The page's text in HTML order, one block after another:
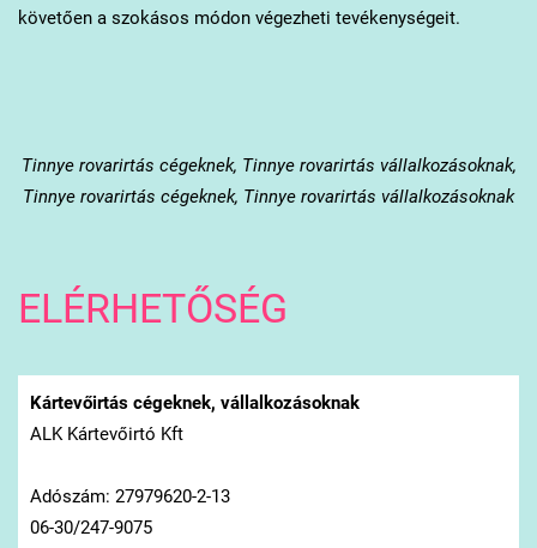
követően a szokásos módon végezheti tevékenységeit.
Tinnyerovarirtás cégeknek, Tinnye rovarirtás vállalkozásoknak,
Tinnye rovarirtás cégeknek, Tinnye rovarirtás vállalkozásoknak
ELÉRHETŐSÉG
Kártevőirtás cégeknek, vállalkozásoknak
ALK Kártevőirtó Kft
Adószám: 27979620-2-13
06-30/247-9075